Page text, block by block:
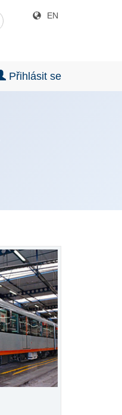
EN
Přihlásit se